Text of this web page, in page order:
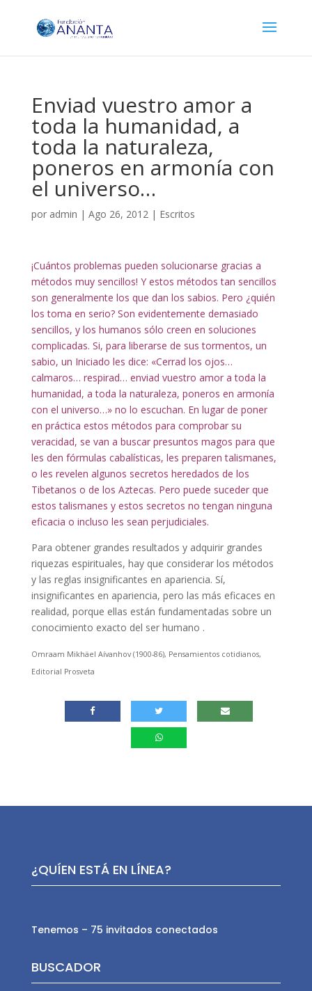
Enviad vuestro amor a
toda la humanidad, a
toda la naturaleza,
poneros en armonía con
el universo…
por admin | Ago 26, 2012| Escritos
¡Cuántos problemas pueden solucionarse gracias a
métodos muy sencillos! Y estos métodos tan sencillos
son generalmente los que dan los sabios. Pero ¿quién
los toma en serio? Son evidentemente demasiado
sencillos, y los humanos sólo creen en soluciones
complicadas. Si, para liberarse de sus tormentos, un
sabio, un Iniciado les dice: «Cerrad los ojos…
calmaros… respirad… enviad vuestro amor a toda la
humanidad, a toda la naturaleza, poneros en armonía
con el universo…» no lo escuchan. En lugar de poner
en práctica estos métodos para comprobar su
veracidad, se van a buscar presuntos magos para que
les den fórmulas cabalísticas, les preparen talismanes,
o les revelen algunos secretos heredados de los
Tibetanos o de los Aztecas. Pero puede suceder que
estos talismanes y estos secretos no tengan ninguna
eficacia o incluso les sean perjudiciales.
Para obtener grandes resultados y adquirir grandes
riquezas espirituales, hay que considerar los métodos
y las reglas insignificantes en apariencia. Sí,
insignificantes en apariencia, pero las más eficaces en
realidad, porque ellas están fundamentadas sobre un
conocimiento exacto del ser humano .
Omraam Mikhäel Aívanhov (1900-86), Pensamientos cotidianos,
Editorial Prosveta
¿QUÍEN ESTÁ EN LÍNEA?
Tenemos – 75 invitados conectados
BUSCADOR